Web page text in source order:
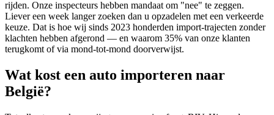
rijden. Onze inspecteurs hebben mandaat om "nee" te zeggen.
Liever een week langer zoeken dan u opzadelen met een verkeerde
keuze. Dat is hoe wij sinds 2023 honderden import-trajecten zonder
klachten hebben afgerond — en waarom 35% van onze klanten
terugkomt of via mond-tot-mond doorverwijst.
Wat kost een auto importeren naar
België?